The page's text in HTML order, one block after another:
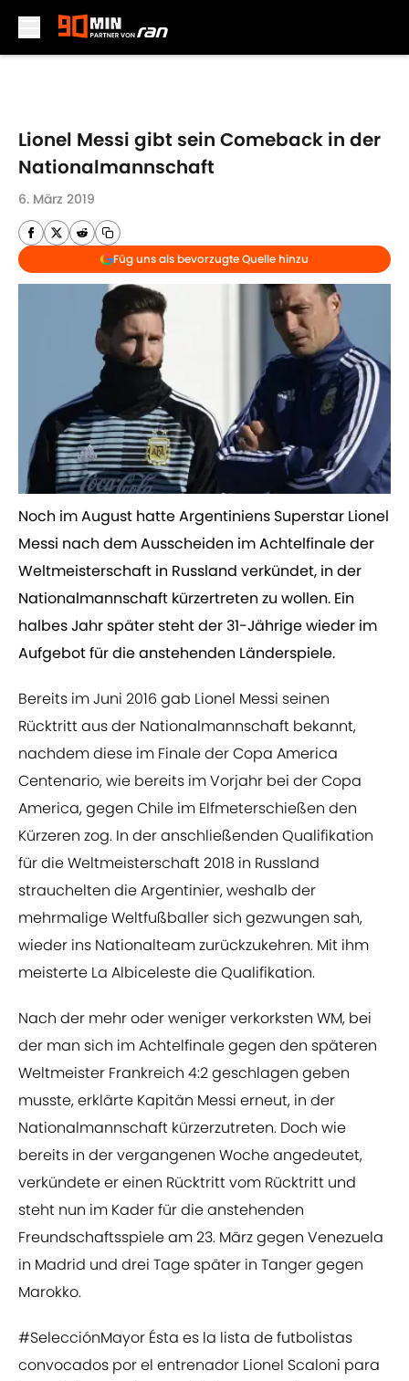
Lionel Messi gibt sein Comeback in der
Nationalmannschaft
6. März 2019
Füg uns als bevorzugte Quelle hinzu
Noch im August hatte Argentiniens Superstar Lionel
Messi nach dem Ausscheiden im Achtelfinale der
Weltmeisterschaft in Russland verkündet, in der
Nationalmannschaft kürzertreten zu wollen. Ein
halbes Jahr später steht der 31-Jährige wieder im
Aufgebot für die anstehenden Länderspiele.
Bereits im Juni 2016 gab Lionel Messi seinen
Rücktritt aus der Nationalmannschaft bekannt,
nachdem diese im Finale der Copa America
Centenario, wie bereits im Vorjahr bei der Copa
America, gegen Chile im Elfmeterschießen den
Kürzeren zog. In der anschließenden Qualifikation
für die Weltmeisterschaft 2018 in Russland
strauchelten die Argentinier, weshalb der
mehrmalige Weltfußballer sich gezwungen sah,
wieder ins Nationalteam zurückzukehren. Mit ihm
meisterte La Albiceleste die Qualifikation.
Nach der mehr oder weniger verkorksten WM, bei
der man sich im Achtelfinale gegen den späteren
Weltmeister Frankreich 4:2 geschlagen geben
musste, erklärte Kapitän Messi erneut, in der
Nationalmannschaft kürzerzutreten. Doch wie
bereits in der vergangenen Woche angedeutet,
verkündete er einen Rücktritt vom Rücktritt und
steht nun im Kader für die anstehenden
Freundschaftsspiele am 23. März gegen Venezuela
in Madrid und drei Tage später in Tanger gegen
Marokko.
#SelecciónMayor Ésta es la lista de futbolistas
convocados por el entrenador Lionel Scaloni para